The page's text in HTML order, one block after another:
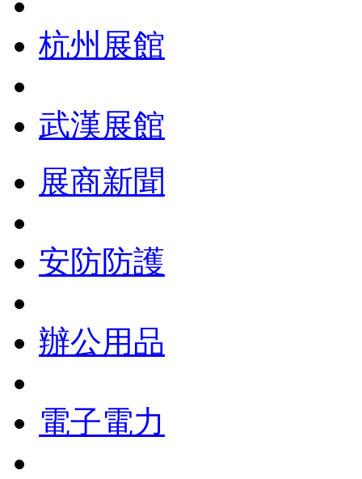
杭州展館
武漢展館
展商新聞
安防防護
辦公用品
電子電力